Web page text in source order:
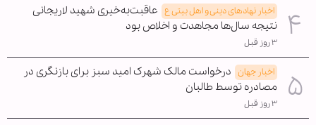
اخبار نهادهای دینی و اهل بیتی ع عاقبت‌به‌خیری شهید لاریجانی
نتیجه سال‌ها مجاهدت و اخلاص بود
۳ روز قبل
اخبار جهان درخواست مالک شهرک امید سبز برای بازنگری در
مصادره توسط طالبان
۳ روز قبل